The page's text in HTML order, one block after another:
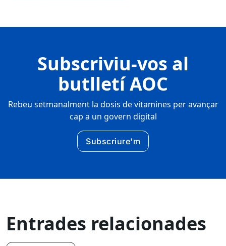
Subscriviu-vos al
butlletí AOC
Rebeu setmanalment la dosis de vitamines per avançar
cap a un govern digital
Subscriure'm
Entrades relacionades